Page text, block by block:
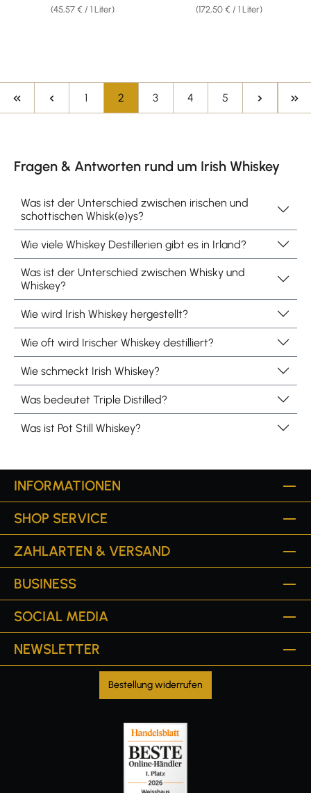
(45,57 € / 1 Liter) (172,50 € / 1 Liter)
Seite
1 Seite
2 Seite
3 Seite
4 Seite
5
Fragen & Antworten rund um Irish Whiskey
Was ist der Unterschied zwischen irischen und
schottischen Whisk(e)ys?
Wie viele Whiskey Destillerien gibt es in Irland?
Was ist der Unterschied zwischen Whisky und
Whiskey?
Wie wird Irish Whiskey hergestellt?
Wie oft wird Irischer Whiskey destilliert?
Wie schmeckt Irish Whiskey?
Was bedeutet Triple Distilled?
Was ist Pot Still Whiskey?
INFORMATIONEN
SHOP SERVICE
ZAHLARTEN & VERSAND
BUSINESS
SOCIAL MEDIA
NEWSLETTER
Bestellung widerrufen